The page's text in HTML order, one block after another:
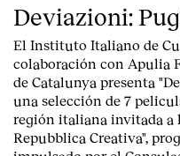
Deviazioni:
El Instituto Italiano de
colaboración con Apulia
de Catalunya presenta "
una selección de 7
región italiana invitada a
Repubblica Creativa",